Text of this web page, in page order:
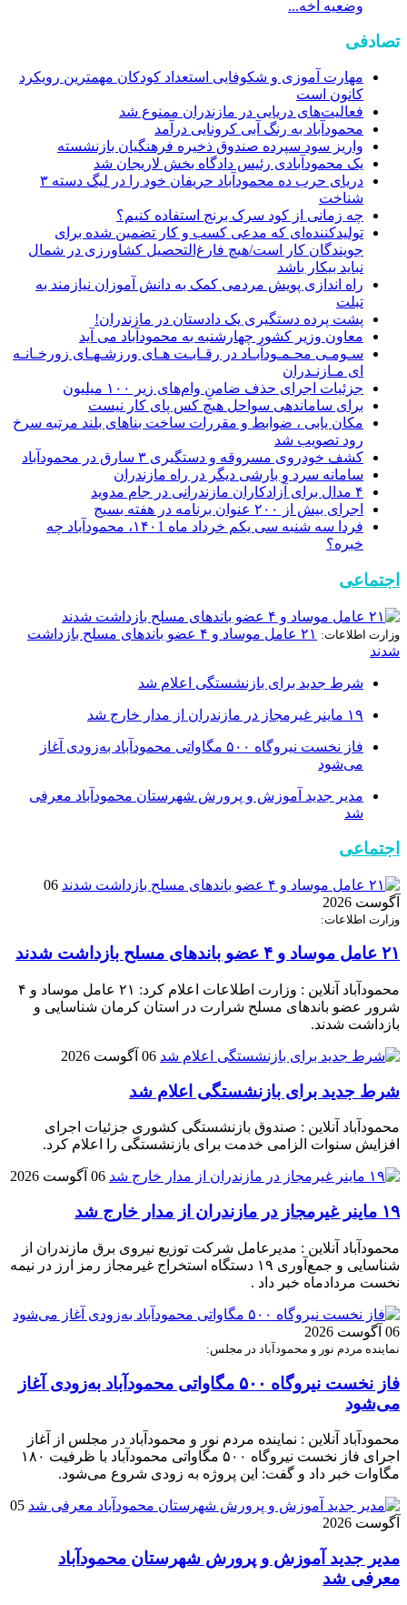
وضعیه اخه...
تصادفی
مهارت آموزی و شکوفایی استعداد کودکان مهمترین رویکرد
کانون است
فعالیت‌های دریایی در مازندران ممنوع شد
محمودآباد به رنگ آبی کرونایی درآمد
واریز سود سپرده صندوق ذخیره فرهنگیان بازنشسته
یک محمودآبادی رئیس دادگاه بخش لاریجان شد
دریای حرب ده محمودآباد حریفان خود را در لیگ دسته ۳
شناخت
چه زمانی از کود سرک برنج استفاده کنیم؟
تولیدکننده‌ای که مدعی کسب و کار تضمین شده برای
جویندگان کار است/هیچ فارغ‌التحصیل کشاورزی در شمال
نباید بیکار باشد
راه اندازی پویش مردمی کمک به دانش آموزان نیازمند به
تبلت
پشت پرده دستگیری یک دادستان در مازندران!
معاون وزیر کشور چهارشنبه به محمودآباد می آید
سـومـی محـمـودآبـاد در رقـابـت هـای ورزشـهـای زورخـانـه
ای مـازنـدران
جزئیات اجرای حذف ضامنِ وام‌های زیر ۱۰۰ میلیون
برای ساماندهی سواحل هیچ کس پای کار نیست
مکان یابی ، ضوابط و مقررات ساخت بناهای بلند مرتبه سرخ
رود تصویب شد
کشف خودروی مسروقه و دستگیری ۳ سارق در محمودآباد
سامانه سرد و بارشی دیگر در راه مازندران
۴ مدال برای آزادکاران مازندرانی در جام مدوید
اجرای بیش از ۲۰۰ عنوان برنامه در هفته بسیج
فردا سه شنبه سی یکم خرداد ماه ۱۴۰1، محمودآباد چه
خبره؟
اجتماعی
وزارت اطلاعات:
۲۱ عامل موساد و ۴ عضو باند‌های مسلح بازداشت
شدند
شرط جدید برای بازنشستگی اعلام شد
۱۹ ماینر غیرمجاز در مازندران از مدار خارج شد
فاز نخست نیروگاه ۵۰۰ مگاواتی محمودآباد به‌زودی آغاز
می‌شود
مدیر جدید آموزش و پرورش شهرستان محمودآباد معرفی
شد
اجتماعی
06
آگوست 2026
وزارت اطلاعات:
۲۱ عامل موساد و ۴ عضو باند‌های مسلح بازداشت شدند
محمودآباد آنلاین : وزارت اطلاعات اعلام کرد: ۲۱ عامل موساد و ۴
شرور عضو باند‌های مسلح شرارت در استان کرمان شناسایی و
بازداشت شدند.
06 آگوست 2026
شرط جدید برای بازنشستگی اعلام شد
محمودآباد آنلاین : صندوق بازنشستگی کشوری جزئیات اجرای
افزایش سنوات الزامی خدمت برای بازنشستگی را اعلام کرد.
06 آگوست 2026
۱۹ ماینر غیرمجاز در مازندران از مدار خارج شد
محمودآباد آنلاین : مدیرعامل شرکت توزیع نیروی برق مازندران از
شناسایی و جمع‌آوری ۱۹ دستگاه استخراج غیرمجاز رمز ارز در نیمه
نخست مردادماه خبر داد .
06 آگوست 2026
نماینده مردم نور و محمودآباد در مجلس:
فاز نخست نیروگاه ۵۰۰ مگاواتی محمودآباد به‌زودی آغاز
می‌شود
محمودآباد آنلاین : نماینده مردم نور و محمودآباد در مجلس از آغاز
اجرای فاز نخست نیروگاه ۵۰۰ مگاواتی محمودآباد با ظرفیت ۱۸۰
مگاوات خبر داد و گفت: این پروژه به زودی شروع می‌شود.
05
آگوست 2026
مدیر جدید آموزش و پرورش شهرستان محمودآباد
معرفی شد